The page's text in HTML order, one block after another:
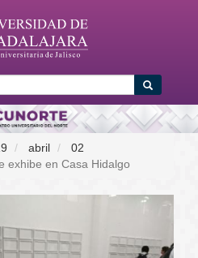
Buscar
abril
02
exhibe en Casa Hidalgo